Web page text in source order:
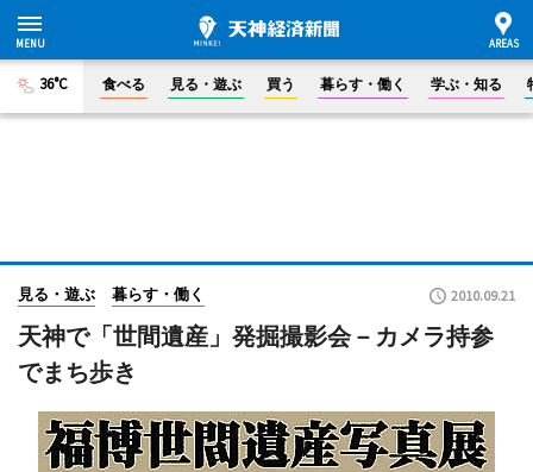
36°C 食べる 見る・遊ぶ 買う 暮らす・働く 学ぶ・知る
見る・遊ぶ 暮らす・働く 2010.09.21
天神で「世間遺産」発掘撮影会－カメラ持参
でまち歩き